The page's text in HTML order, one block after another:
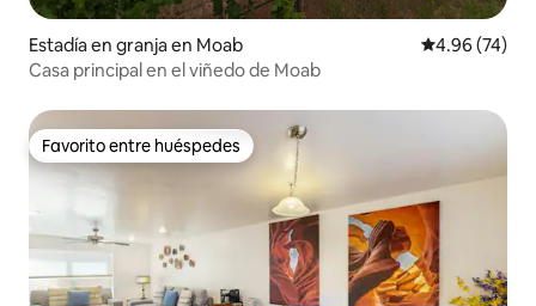
Estadía en granja en Moab Calificación
4.96 (74)
Casa principal en el viñedo de Moab
Favorito entre huéspedes
Favorito entre huéspedes